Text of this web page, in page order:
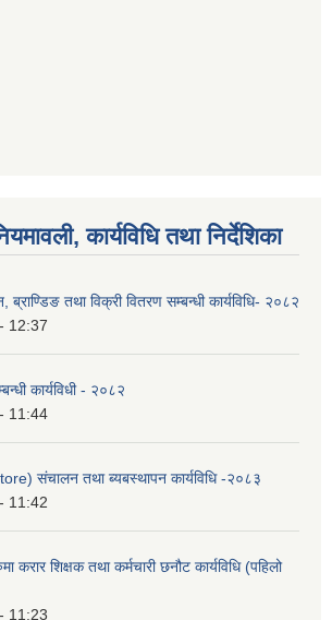
कार्यविधि तथा निर्देशिका
ब्राण्डिङ तथा विक्री वितरण सम्बन्धी कार्यविधि- २०८२
12:37
कार्यविधी - २०८२
11:44
संचालन तथा ब्यबस्थापन कार्यविधि -२०८३
11:42
करार शिक्षक तथा कर्मचारी छनौट कार्यविधि (पहिलो
11:23